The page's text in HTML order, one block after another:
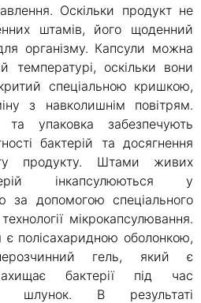
Оскільки продукт не
штамів, його щоденний
організму. Капсули можна
температурі, оскільки вони
спеціальною кришкою,
з навколишнім повітрям.
упаковка забезпечують
бактерій та досягнення
продукту. Штами живих
інкапсулюються у
за допомогою спеціального
мікрокапсулювання.
є полісахаридною оболонкою,
гель, який є
бактерії під час
шлунок. В результаті